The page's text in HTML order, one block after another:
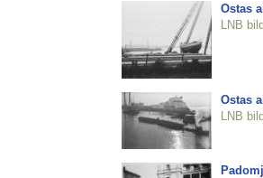
Ostas
LNB
Ostas
LNB